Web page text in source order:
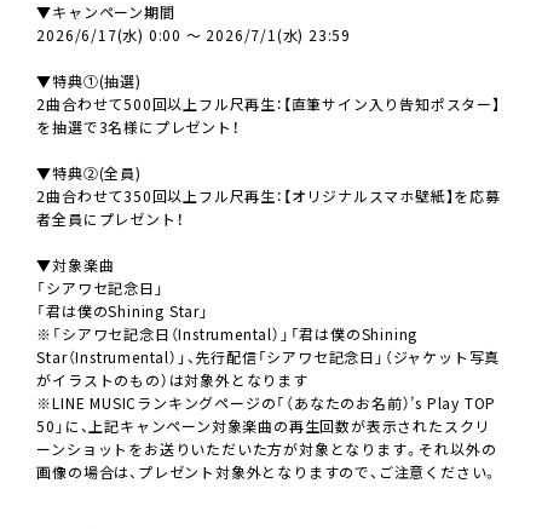
▼キャンペーン期間
2026/6/17(水) 0:00 ～ 2026/7/1(水) 23:59
▼特典①(抽選)
2曲合わせて500回以上フル尺再生：【直筆サイン入り告知ポスター】
を抽選で3名様にプレゼント！
▼特典②(全員)
2曲合わせて350回以上フル尺再生：【オリジナルスマホ壁紙】を応募
者全員にプレゼント！
▼対象楽曲
「シアワセ記念日」
「君は僕のShining Star」
※「シアワセ記念日（Instrumental）」「君は僕のShining
Star（Instrumental）」、先行配信「シアワセ記念日」（ジャケット写真
がイラストのもの）は対象外となります
※LINE MUSICランキングページの「（あなたのお名前）’s Play TOP
50」に、上記キャンペーン対象楽曲の再生回数が表示されたスクリ
ーンショットをお送りいただいた方が対象となります。それ以外の
画像の場合は、プレゼント対象外となりますので、ご注意ください。